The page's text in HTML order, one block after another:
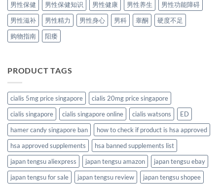
男性保健
男性保健知识 男性健康 男性养生
男性功能障碍
男性滋补
男性精力 男性身心 男科 睾酮
硬度不足
购物指南
阳痿
PRODUCT TAGS
cialis 5mg price singapore
cialis 20mg price singapore
cialis singapore
cialis singapore online cialis watsons
ED
hamer candy singapore ban
how to check if product is hsa approved
hsa approved supplements
hsa banned supplements list
japan tengsu aliexpress
japan tengsu amazon
japan tengsu ebay
japan tengsu for sale
japan tengsu review
japan tengsu shopee